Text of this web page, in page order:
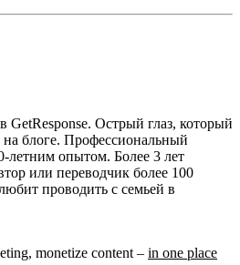
GetResponse. Острый глаз, который
блоге. Профессиональный
летним опытом. Более 3 лет
или переводчик более 100
проводить с семьей в
monetize content – in one place